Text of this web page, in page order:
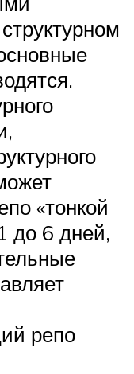
«тонкой
до 6 дней,
репо